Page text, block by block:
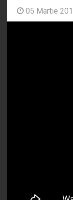
05 Martie